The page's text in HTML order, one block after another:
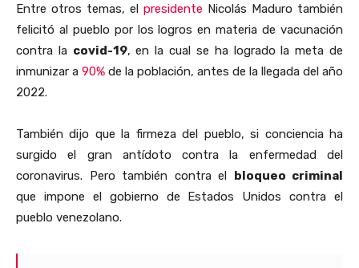
Entre otros temas, el presidente Nicolás Maduro también
felicitó al pueblo por los logros en materia de vacunación
contra la covid-19, en la cual se ha logrado la meta de
inmunizar a 90% de la población, antes de la llegada del año
2022.
También dijo que la firmeza del pueblo, si conciencia ha
surgido el gran antídoto contra la enfermedad del
coronavirus. Pero también contra el bloqueo criminal
que impone el gobierno de Estados Unidos contra el
pueblo venezolano.